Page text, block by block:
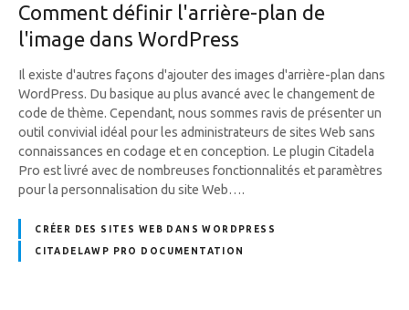
Comment définir l'arrière-plan de
l'image dans WordPress
Il existe d'autres façons d'ajouter des images d'arrière-plan dans
WordPress. Du basique au plus avancé avec le changement de
code de thème. Cependant, nous sommes ravis de présenter un
outil convivial idéal pour les administrateurs de sites Web sans
connaissances en codage et en conception. Le plugin Citadela
Pro est livré avec de nombreuses fonctionnalités et paramètres
pour la personnalisation du site Web….
CRÉER DES SITES WEB DANS WORDPRESS
CITADELAWP PRO DOCUMENTATION